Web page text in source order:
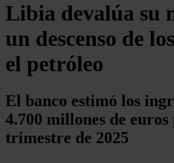
Libia devalúa su
un descenso de
el petróleo
El banco estimó los
4.700 millones de
trimestre de 2025